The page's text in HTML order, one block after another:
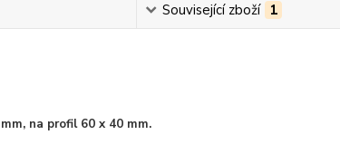
Související zboží 1
na profil 60 x 40 mm.